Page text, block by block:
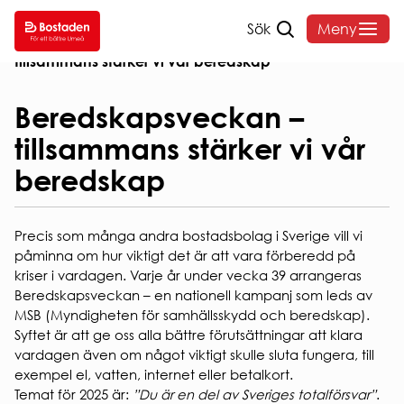
Sök Meny
SÖK
LEDIGT
SÖK
LEDIGT
Hyreslägenheter
Studentlägenheter
Seniorboende
HUR
SÖKER
JAG
LÄGENHET?
DITT
BOENDE
HYRA
Hyressättning
FELANMÄLAN
HEMFÖRSÄKRING
INTERNET
& TV
SOPOR
OCH
KÄLLSORTERING
PARKERING
Snöröjning
VANLIGA
FRÅGOR
HEMMAFINT
BLANKETTER
AKTIVA
ENKÄTER
OCH
UNDERSÖKNINGAR
OM
Styrelse
Bostadens
Års- och
Sponsring
Broschyrer
Hem/Om oss
Beredskapsveckan –
tillsammans stärker vi vår beredskap
Beredskapsveckan –
tillsammans stärker vi vår
beredskap
Precis som många andra bostadsbolag i Sverige vill vi
påminna om hur viktigt det är att vara förberedd på
kriser i vardagen. Varje år under vecka 39 arrangeras
Beredskapsveckan – en nationell kampanj som leds av
MSB (Myndigheten för samhällsskydd och beredskap).
Syftet är att ge oss alla bättre förutsättningar att klara
vardagen även om något viktigt skulle sluta fungera, till
exempel el, vatten, internet eller betalkort.
Temat för 2025 är: ”Du är en del av Sveriges totalförsvar”.